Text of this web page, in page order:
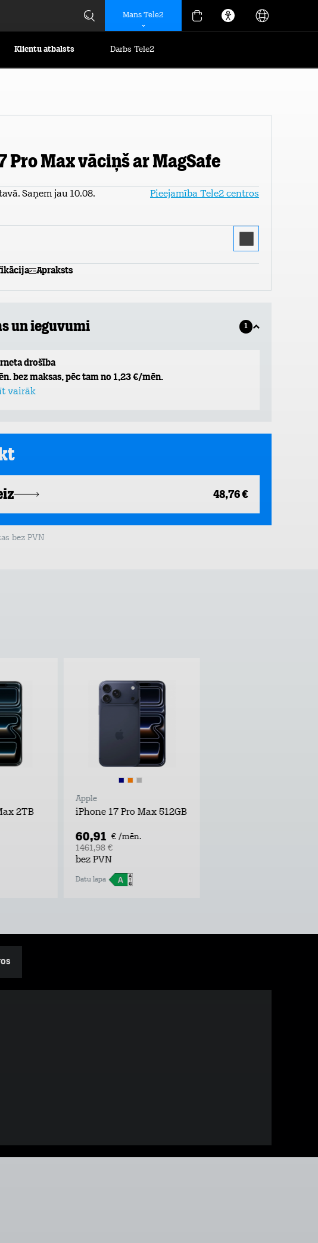
Mans Tele2
Klientu atbalsts Darbs Tele2
Pro Max vāciņš ar MagSafe
Saņem jau 10.08. Pieejamība Tele2 centros
Apraksts
un ieguvumi 1
drošība
bez maksas, pēc tam no 1,23 €/mēn.
vairāk
48,76 €
bez PVN
2TB
Apple
iPhone 17 Pro Max 512GB
60,91 € /mēn.
1461,98 €
bez PVN
Datu lapa